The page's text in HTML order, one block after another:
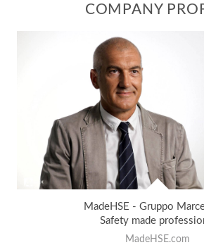
COMPANY
MadeHSE - Gruppo
Safety made
MadeHSE.com